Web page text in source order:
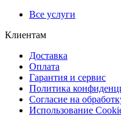
Все услуги
Клиентам
Доставка
Оплата
Гарантия и сервис
Политика
Согласие на
Использование